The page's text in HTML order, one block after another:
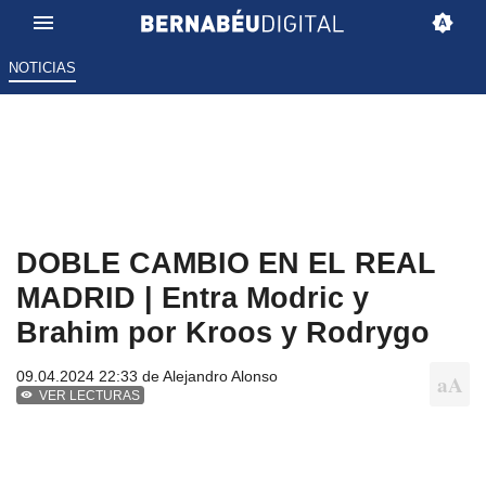
NOTICIAS
DOBLE CAMBIO EN EL REAL
MADRID | Entra Modric y
Brahim por Kroos y Rodrygo
09.04.2024 22:33 deAlejandro Alonso
VER LECTURAS